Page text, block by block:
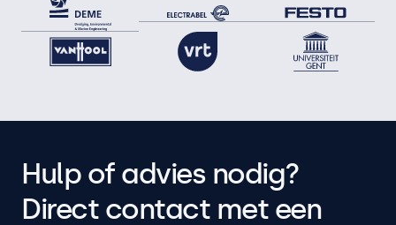
Hulp of advies nodig?
Direct contact met een